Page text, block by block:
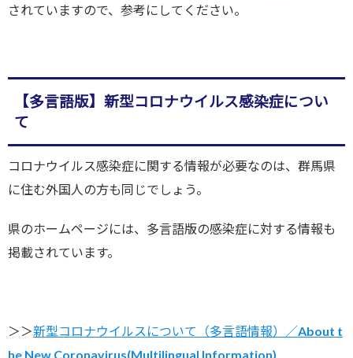
されていますので、参考にしてください。
【多言語版】新型コロナウイルス感染症につい
て
コロナウイルス感染症に関する情報が必要なのは、群馬県
に住む外国人の方も同じでしょう。
県のホームページには、多言語版の感染症に対する情報も
掲載されています。
＞＞新型コロナウイルスについて（多言語情報）／About t
he New Coronavirus(Multilingual Information)